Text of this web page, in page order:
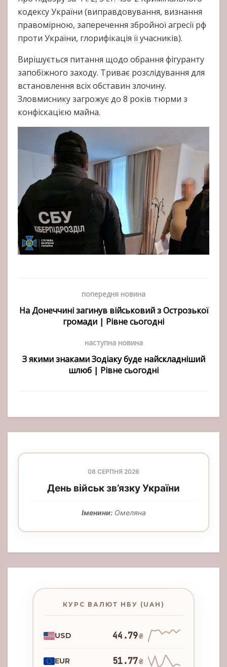
кодексу України (виправдовування, визнання
правомірною, заперечення збройної агресії рф
проти України, глорифікація її учасників).
Вирішується питання щодо обрання фігуранту
запобіжного заходу. Триває розслідування для
встановлення всіх обставин злочину.
Зловмиснику загрожує до 8 років тюрми з
конфіскацією майна.
попередня новина
На Донеччині загинув військовий з Острозької
громади | Рівне сьогодні
наступна новина
З якими знаками Зодіаку буде найскладніший
шлюб | Рівне сьогодні
08 СЕРПНЯ 2026
День військ зв’язку України
Іменини:Омеляна
КУРС ВАЛЮТ НБУ (UAH)
USD 44.79₴
EUR 51.77₴